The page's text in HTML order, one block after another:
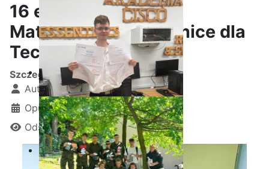
16 edycja konkursu
Matematyka w Technice dla
Technika
Szczegóły
Autor: Kamil Krosta
Opublikowano: 09 grudzień 2025
Odsłon: 821